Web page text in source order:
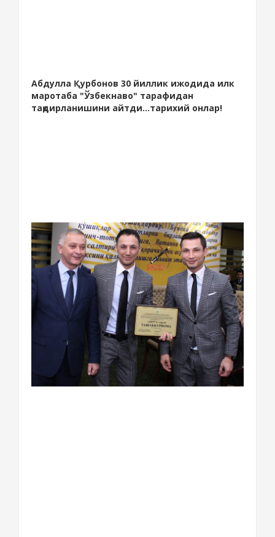
Абдулла Қурбонов 30 йиллик ижодида илк
маротаба "Ўзбекнаво" тарафидан
тақдирланишини айтди...тарихий онлар!